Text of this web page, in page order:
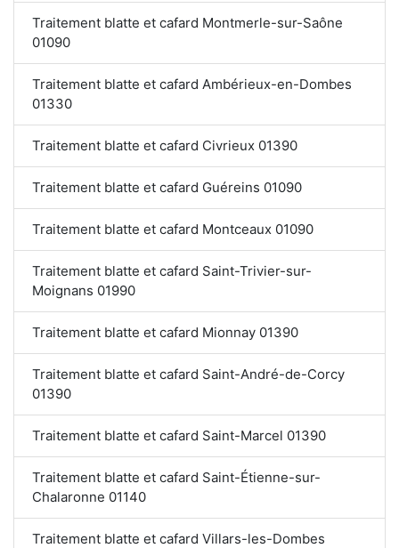
Traitement blatte et cafard Montmerle-sur-Saône
01090
Traitement blatte et cafard Ambérieux-en-Dombes
01330
Traitement blatte et cafard Civrieux 01390
Traitement blatte et cafard Guéreins 01090
Traitement blatte et cafard Montceaux 01090
Traitement blatte et cafard Saint-Trivier-sur-
Moignans 01990
Traitement blatte et cafard Mionnay 01390
Traitement blatte et cafard Saint-André-de-Corcy
01390
Traitement blatte et cafard Saint-Marcel 01390
Traitement blatte et cafard Saint-Étienne-sur-
Chalaronne 01140
Traitement blatte et cafard Villars-les-Dombes